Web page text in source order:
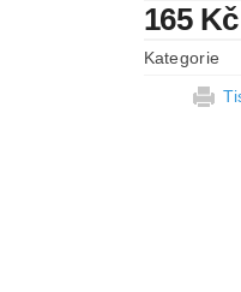
165 Kč
Kategorie